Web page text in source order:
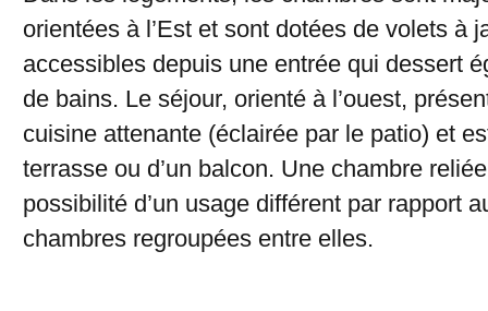
orientées à l’Est et sont dotées de volets à
accessibles depuis une entrée qui dessert
de bains. Le séjour, orienté à l’ouest,
cuisine attenante (éclairée par le patio) et
terrasse ou d’un balcon. Une chambre
possibilité d’un usage différent par rapport
chambres regroupées entre elles.